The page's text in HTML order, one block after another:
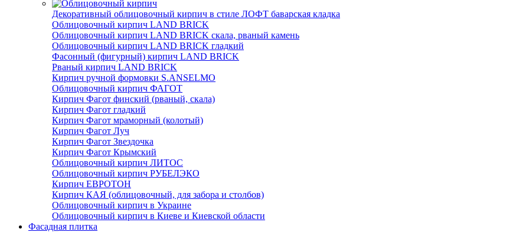
Декоративный облицовочный кирпич в стиле ЛОФТ баварская кладка
Облицовочный кирпич LAND BRICK
Облицовочный кирпич LAND BRICK скала, рваный камень
Облицовочный кирпич LAND BRICK гладкий
Фасонный (фигурный) кирпич LAND BRICK
Рваный кирпич LAND BRICK
Кирпич ручной формовки S.ANSELMO
Облицовочный кирпич ФАГОТ
Кирпич Фагот финский (рваный, скала)
Кирпич Фагот гладкий
Кирпич Фагот мраморный (колотый)
Кирпич Фагот Луч
Кирпич Фагот Звездочка
Кирпич Фагот Крымский
Облицовочный кирпич ЛИТОС
Облицовочный кирпич РУБЕЛЭКО
Кирпич ЕВРОТОН
Кирпич КАЯ (облицовочный, для забора и столбов)
Облицовочный кирпич в Украине
Облицовочный кирпич в Киеве и Киевской области
Фасадная плитка